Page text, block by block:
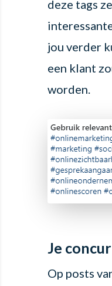
deze tags
jou verder
een klant
worden.
Je
Op posts